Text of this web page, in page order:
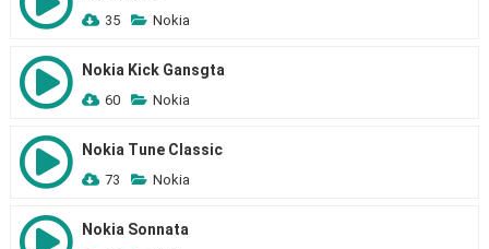
35 Nokia
Nokia Kick Gansgta
60 Nokia
Nokia Tune Classic
73 Nokia
Nokia Sonnata